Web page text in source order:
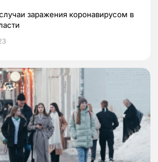
заражения коронавирусом в